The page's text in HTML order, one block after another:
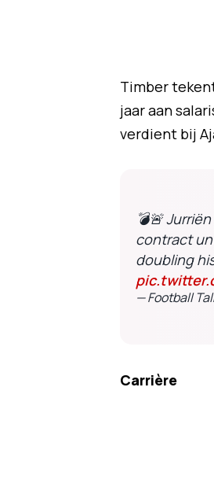
Timber
jaar aan
verdient bij
💣🚨
contract
doubling
— Football
Carrière